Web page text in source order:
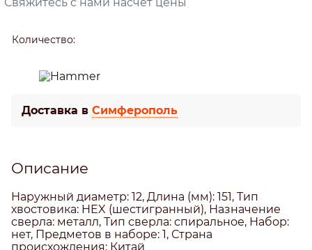
Количество:
Доставка в Симферополь
Описание
Наружный диаметр: 12, Длина (мм): 151, Тип
хвостовика: HEX (шестигранный), Назначение
сверла: металл, Тип сверла: спиральное, Набор:
нет, Предметов в наборе: 1, Страна
происхождения: Китай